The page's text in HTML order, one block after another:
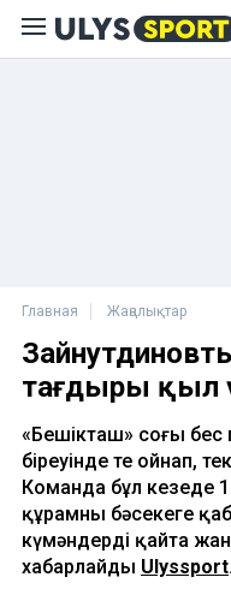
Главная Жаңалықтар
тағдыры қыл
«Бешікташ» соңғы бес
біреуінде тең ойнап,
Команда бұл кезеңде
құрамның бәсекеге
күмәндерді қайта
хабарлайды Ulyssport.